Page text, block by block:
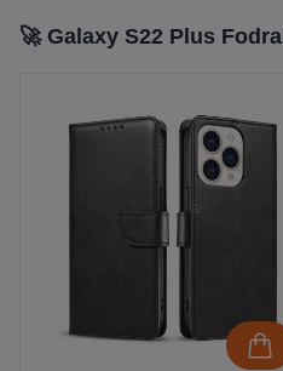
🚀 Galaxy S22 Plus Fodral